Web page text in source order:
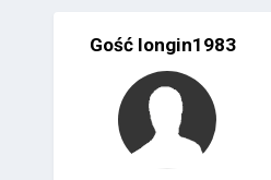
Gość longin1983